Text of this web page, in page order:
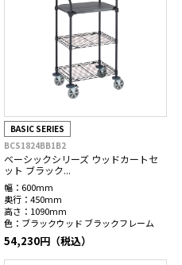
BASIC SERIES
BCS1824BB1B2
ベーシックシリーズ ウッドカートセ
ット ブラック...
幅： 600mm
奥行： 450mm
高さ： 1090mm
色： ブラックウッド ブラックフレーム
54,230円（税込）